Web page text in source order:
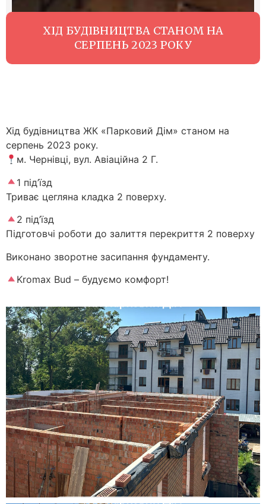
ХІД БУДІВНИЦТВА СТАНОМ НА
СЕРПЕНЬ 2023 РОКУ
Хід будівництва ЖК «Парковий Дім» станом на
серпень 2023 року.
м. Чернівці, вул. Авіаційна 2 Г.
1 під’їзд
Триває цегляна кладка 2 поверху.
2 під’їзд
Підготовчі роботи до залиття перекриття 2 поверху
Виконано зворотне засипання фундаменту.
Kromax Bud – будуємо комфорт!